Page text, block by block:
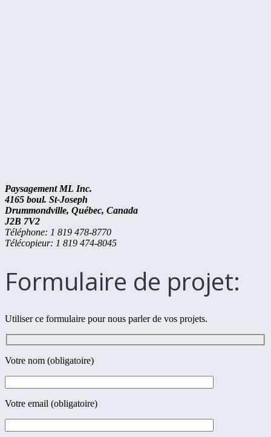
Paysagement ML Inc.
4165 boul. St-Joseph
Drummondville, Québec, Canada
J2B 7V2
Téléphone: 1 819 478-8770
Télécopieur: 1 819 474-8045
Formulaire de projet:
Utiliser ce formulaire pour nous parler de vos projets.
Votre nom (obligatoire)
Votre email (obligatoire)